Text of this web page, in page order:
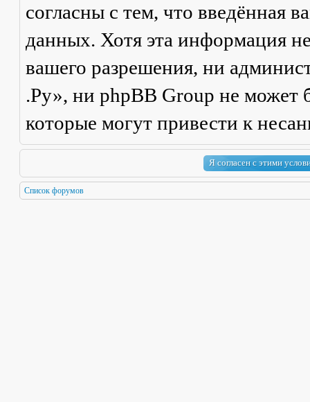
согласны с тем, что введённая
данных. Хотя эта информация
вашего разрешения, ни
.Ру», ни phpBB Group не может
которые могут привести к
Список форумов